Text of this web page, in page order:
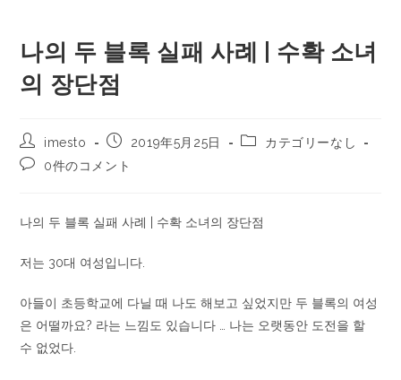
나의 두 블록 실패 사례 | 수확 소녀
의 장단점
imesto 2019年5月25日
カテゴリーなし
0件のコメント
나의 두 블록 실패 사례 | 수확 소녀의 장단점
저는 30대 여성입니다.
아들이 초등학교에 다닐 때 나도 해보고 싶었지만 두 블록의 여성
은 어떨까요? 라는 느낌도 있습니다 … 나는 오랫동안 도전을 할
수 없었다.